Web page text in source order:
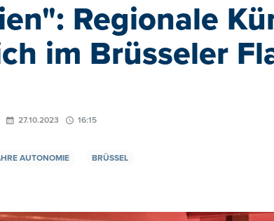
Regionale
im Brüsseler
27.10.2023 16:15
AUTONOMIE BRÜSSEL